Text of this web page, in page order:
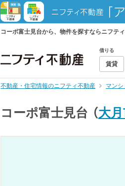
コーポ富士見台から、物件を探すならニフテ
借りる
賃貸
不動産・住宅情報のニフティ不動産 マンシ
コーポ富士見台 （大